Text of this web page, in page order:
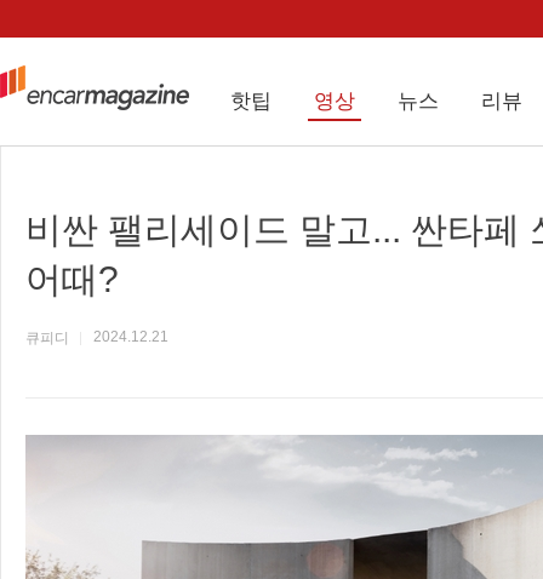
핫팁 영상 뉴스 리뷰
비싼 팰리세이드 말고... 싼타페
어때?
큐피디 2024.12.21